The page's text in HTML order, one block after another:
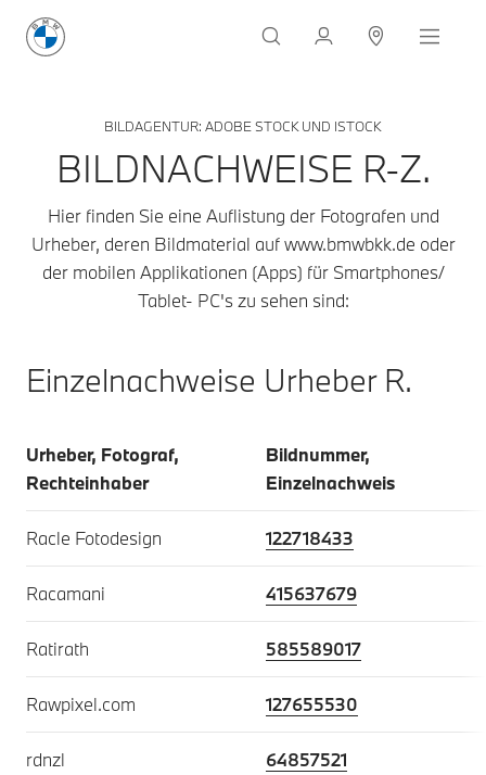
BILDAGENTUR: ADOBE STOCK UND ISTOCK
BILDNACHWEISE R-Z.
Hier finden Sie eine Auflistung der Fotografen und
Urheber, deren Bildmaterial auf www.bmwbkk.de oder
der mobilen Applikationen (Apps) für Smartphones/
Tablet- PC's zu sehen sind:
Einzelnachweise Urheber R.
Urheber, Fotograf,
Rechteinhaber
Bildnummer,
Einzelnachweis
Racle Fotodesign 122718433
Racamani 415637679
Ratirath 585589017
Rawpixel.com 127655530
rdnzl 64857521